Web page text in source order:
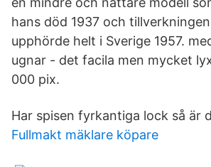
hans död 1937 och
upphörde helt i Sverige 1957.
ugnar - det facila men mycket
000 pix.
Har spisen fyrkantiga lock så är
Fullmakt mäklare köpare